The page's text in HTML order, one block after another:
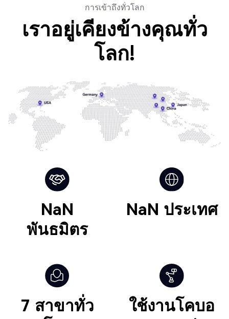
การเข้าถึงทั่วโลก
เราอยู่เคียงข้างคุณทั่ว
โลก!
NaN
พันธมิตร
NaN ประเทศ
7 สาขาทั่ว
ใช้งานโคบอ